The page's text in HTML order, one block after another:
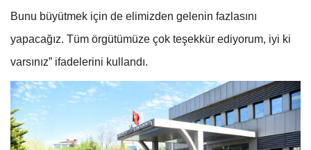
Bunu büyütmek için de elimizden gelenin fazlasını
yapacağız. Tüm örgütümüze çok teşekkür ediyorum, iyi ki
varsınız” ifadelerini kullandı.